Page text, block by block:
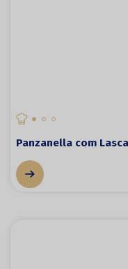
Panzanella com